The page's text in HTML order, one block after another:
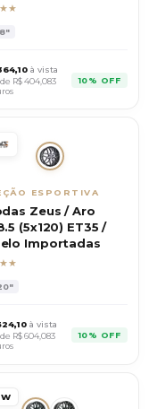
à vista
R$404,083
10% OFF
ESPORTIVA
Zeus / Aro
(5x120) ET35 /
Importadas
à vista
R$604,083
10% OFF